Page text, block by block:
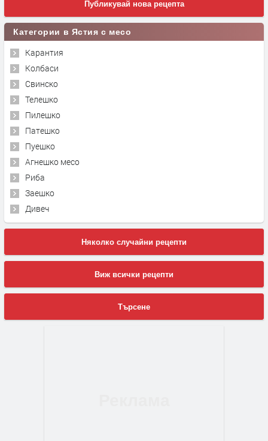
Публикувай нова рецепта
Категории в Ястия с месо
Карантия
Колбаси
Свинско
Телешко
Пилешко
Патешко
Пуешко
Агнешко месо
Риба
Заешко
Дивеч
Няколко случайни рецепти
Виж всички рецепти
Търсене